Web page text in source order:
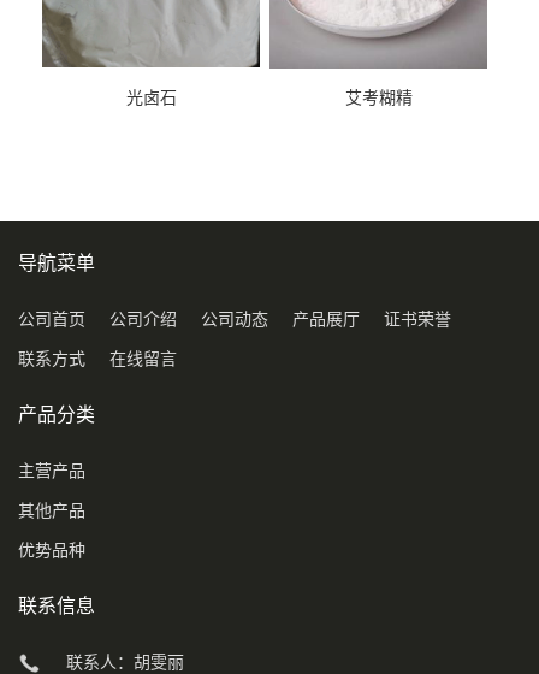
光卤石 艾考糊精
导航菜单
公司首页 公司介绍 公司动态 产品展厅 证书荣誉
联系方式 在线留言
产品分类
主营产品
其他产品
优势品种
联系信息
联系人：胡雯丽